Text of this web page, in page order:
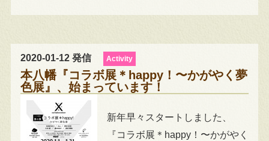
2020-01-12 発信 Activity
本八幡『コラボ展＊happy！〜かがやく夢
色展』、始まっています！
新年早々スタートしました、
『コラボ展＊happy！〜かがやく